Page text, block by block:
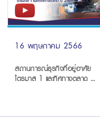
16 พฤษภาคม 2566
สถานการณ์ธุรกิจที่อยู่อาศัย
ไตรมาส 1 และทิศทางตลาด ปี